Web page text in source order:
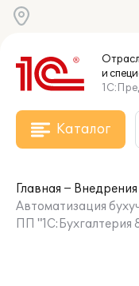
и
Каталог
Главная
Внедрения
Автоматизация
ПП "1С:Бухгалтерия